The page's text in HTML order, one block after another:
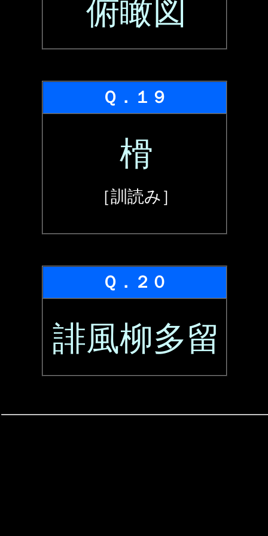
俯瞰図
Ｑ．１９
榾
［訓読み］
Ｑ．２０
誹風柳多留